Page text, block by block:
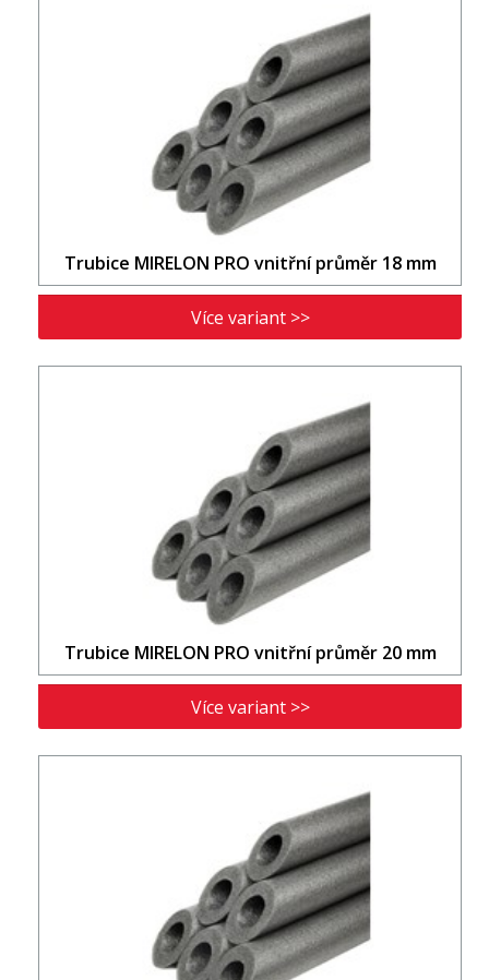
Trubice MIRELON PRO vnitřní průměr 18 mm
Více variant >>
Trubice MIRELON PRO vnitřní průměr 20 mm
Více variant >>